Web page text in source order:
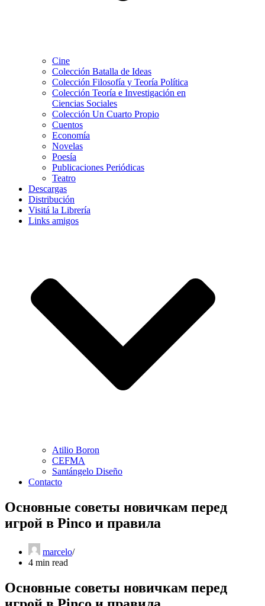
Cine
Colección Batalla de Ideas
Colección Filosofía y Teoría Política
Colección Teoría e Investigación en
Ciencias Sociales
Colección Un Cuarto Propio
Cuentos
Economía
Novelas
Poesía
Publicaciones Periódicas
Teatro
Descargas
Distribución
Visitá la Librería
Links amigos
Atilio Boron
CEFMA
Santángelo Diseño
Contacto
Основные советы новичкам перед
игрой в Pinco и правила
marcelo
4 min read
Основные советы новичкам перед